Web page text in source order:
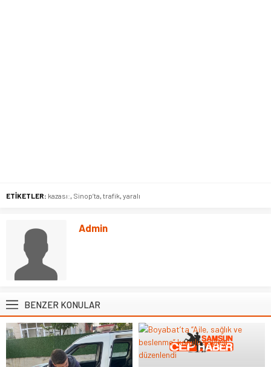
ETİKETLER: kazası: Sinop’ta trafik yaralı
Admin
BENZER KONULAR